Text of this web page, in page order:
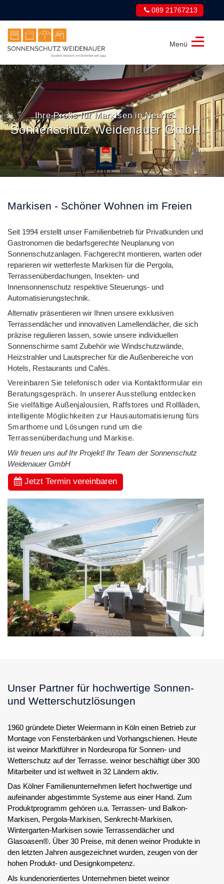
089 21767213
Weidenauer
GmbH
Menü
Ihre Profis für Markisen in Neuried
Sonnenschutz Weidenauer GmbH
Markisen - Schöner Wohnen im Freien
Seit 1994 erstellt unser Familienbetrieb für Privatkunden und
Gastronomen die bedarfsgerechte Neuplanung von
Sonnenschutzanlagen. Fachgerecht montieren, warten oder
reparieren wir wetterfeste Markisen für die Pergola,
Terrassenüberdachungen, Insekten- und
Innensonnenschutz respektive Steuerungs- und
Automatisierungstechnik.
Alternativ präsentieren wir Ihnen unsere exklusiven
Terrassendächer und innovativen Lamellendächer, die sich
präzise regulieren lassen, sowie unsere individuellen
Sonnenschirme samt Zubehör wie Windschutzwände,
Heizstrahler und Lautsprecher für die Außenbereiche von
Hotels, Restaurants und Cafés.
Vereinbaren Sie telefonisch oder via Kontaktformular ein
Beratungsgespräch. In unserer Ausstellung entdecken
Sie vielfältige Außenjalousien, Raffstores und Rollläden,
intelligente Möglichkeiten zur Hausautomatisierung fürs
Smarthome und Lösungen rund um die
Terrassenüberdachung und Markise.
Wir freuen uns auf Ihr Projekt! Ihr Team der Sonnenschutz
Weidenauer GmbH
Jetzt Termin vereinbaren
Unser Partner für hochwertige Sonnen-
und Wetterschutzlösungen
1960 gründete Dieter Weiermann in Köln einen Betrieb zur
Montage von Fensterbänken und Vorhangschienen. Heute
ist weinor Marktführer in Nordeuropa für Sonnen- und
Wetterschutz auf der Terrasse. weinor beschäftigt über 300
Mitarbeiter und ist weltweit in 32 Ländern aktiv.
Das Kölner Familienunternehmen liefert hochwertige und
aufeinander abgestimmte Systeme aus einer Hand. Zum
Produktprogramm gehören u.a. Terrassen- und Balkon-
Markisen, Pergola-Markisen, Senkrecht-Markisen,
Wintergarten-Markisen sowie Terrassendächer und
Glasoasen®. Über 30 Preise, mit denen weinor Produkte in
den letzten Jahren ausgezeichnet wurden, zeugen von der
hohen Produkt- und Designkompetenz.
Als kundenorientiertes Unternehmen bietet weinor